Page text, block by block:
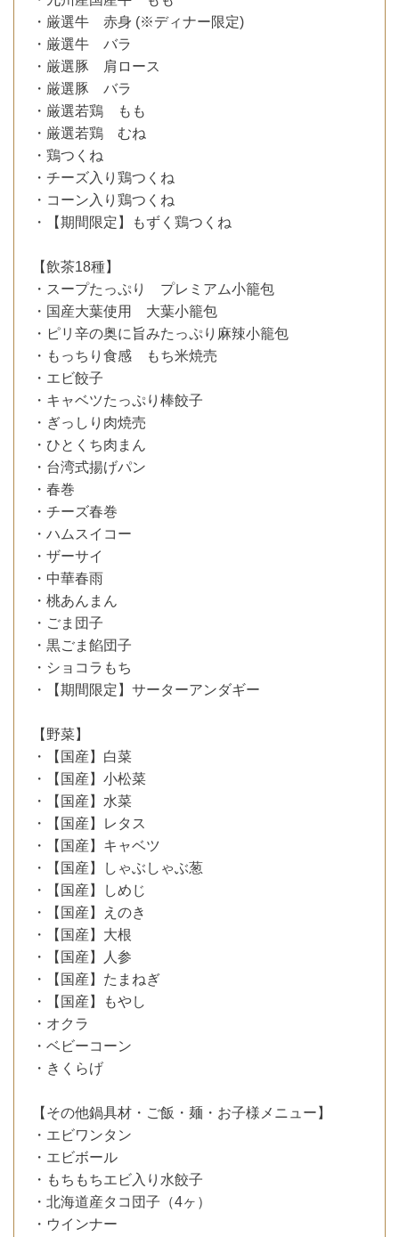
・厳選牛 赤身 (※ディナー限定)
・厳選牛 バラ
・厳選豚 肩ロース
・厳選豚 バラ
・厳選若鶏 もも
・厳選若鶏 むね
・鶏つくね
・チーズ入り鶏つくね
・コーン入り鶏つくね
・【期間限定】もずく鶏つくね
【飲茶18種】
・スープたっぷり プレミアム小籠包
・国産大葉使用 大葉小籠包
・ピリ辛の奥に旨みたっぷり麻辣小籠包
・もっちり食感 もち米焼売
・エビ餃子
・キャベツたっぷり棒餃子
・ぎっしり肉焼売
・ひとくち肉まん
・台湾式揚げパン
・春巻
・チーズ春巻
・ハムスイコー
・ザーサイ
・中華春雨
・桃あんまん
・ごま団子
・黒ごま餡団子
・ショコラもち
・【期間限定】サーターアンダギー
【野菜】
・【国産】白菜
・【国産】小松菜
・【国産】水菜
・【国産】レタス
・【国産】キャベツ
・【国産】しゃぶしゃぶ葱
・【国産】しめじ
・【国産】えのき
・【国産】大根
・【国産】人参
・【国産】たまねぎ
・【国産】もやし
・オクラ
・ベビーコーン
・きくらげ
【その他鍋具材・ご飯・麺・お子様メニュー】
・エビワンタン
・エビボール
・もちもちエビ入り水餃子
・北海道産タコ団子（4ヶ）
・ウインナー